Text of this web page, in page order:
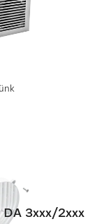
DA 3xxx/2xxx